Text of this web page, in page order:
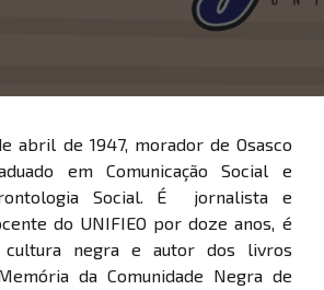
abril de 1947, morador de Osasco
em Comunicação Social e
Social. É jornalista e
do UNIFIEO por doze anos, é
cultura negra e autor dos livros
da Comunidade Negra de